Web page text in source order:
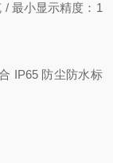
/ 最小显示精度：1
IP65 防尘防水标